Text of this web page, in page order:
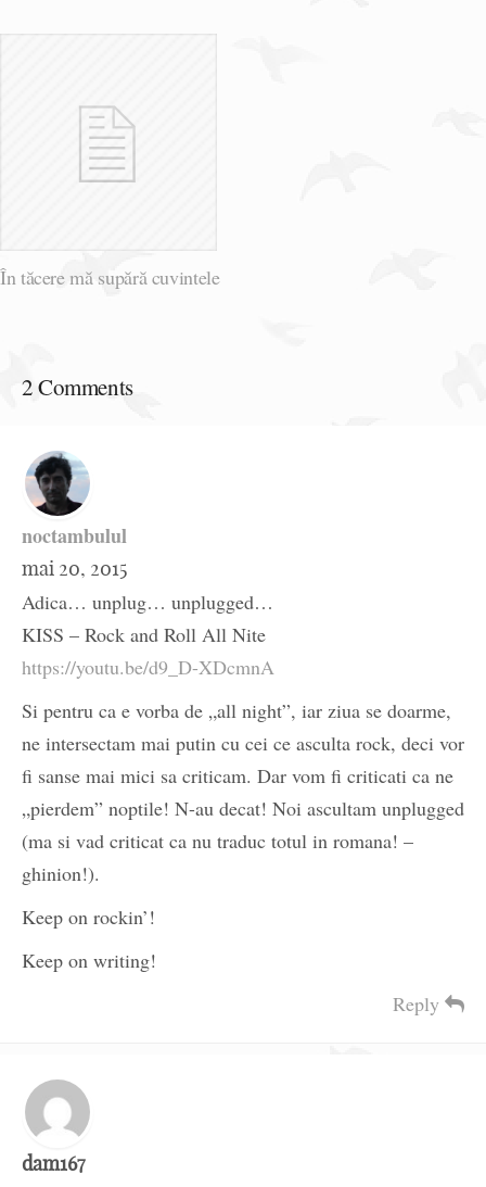
În tăcere mă supără cuvintele
2 Comments
noctambulul
mai 20, 2015
Adica… unplug… unplugged…
KISS – Rock and Roll All Nite
https://youtu.be/d9_D-XDcmnA
Si pentru ca e vorba de „all night”, iar ziua se doarme,
ne intersectam mai putin cu cei ce asculta rock, deci vor
fi sanse mai mici sa criticam. Dar vom fi criticati ca ne
„pierdem” noptile! N-au decat! Noi ascultam unplugged
(ma si vad criticat ca nu traduc totul in romana! –
ghinion!).
Keep on rockin’!
Keep on writing!
Reply
dam167